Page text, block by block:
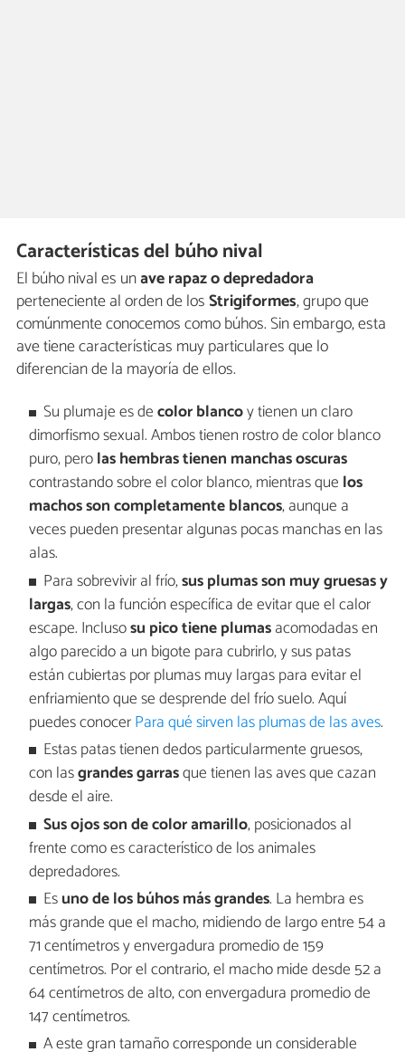
Características del búho nival
El búho nival es unave rapaz o depredadora
perteneciente al orden de losStrigiformes, grupo que
comúnmente conocemos como búhos. Sin embargo, esta
ave tiene características muy particulares que lo
diferencian de la mayoría de ellos.
Su plumaje es decolor blancoy tienen un claro
dimorfismo sexual. Ambos tienen rostro de color blanco
puro, perolas hembras tienen manchas oscuras
contrastando sobre el color blanco, mientras que los
machos son completamente blancos, aunque a
veces pueden presentar algunas pocas manchas en las
alas.
Para sobrevivir al frío,sus plumas son muy gruesas y
largas, con la función específica de evitar que el calor
escape. Inclusosu pico tiene plumasacomodadas en
algo parecido a un bigote para cubrirlo, y sus patas
están cubiertas por plumas muy largas para evitar el
enfriamiento que se desprende del frío suelo. Aquí
puedes conocerPara qué sirven las plumas de las aves.
Estas patas tienen dedos particularmente gruesos,
con lasgrandes garrasque tienen las aves que cazan
desde el aire.
Sus ojos son de color amarillo, posicionados al
frente como es característico de los animales
depredadores.
Esuno de los búhos más grandes. La hembra es
más grande que el macho, midiendo de largo entre 54 a
71 centímetros y envergadura promedio de 159
centímetros. Por el contrario, el macho mide desde 52 a
64 centímetros de alto, con envergadura promedio de
147 centímetros.
A este gran tamaño corresponde un considerable